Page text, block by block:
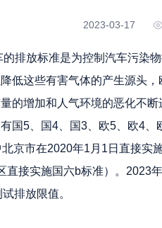
2023-03-17
排放标准是为控制汽车污染
低这些有害气体的产生源头
的增加和人气环境的恶化不
国5、国4、国3、欧5、欧4
京市在2020年1月1日直接实
直接实施国六b标准）。2023
排放限值。